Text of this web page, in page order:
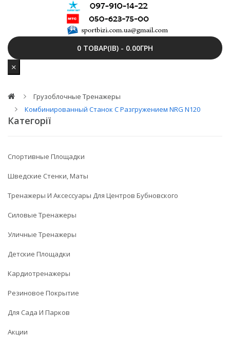
0 ТОВАР(ІВ) - 0.00ГРН
Грузоблочные Тренажеры
Комбинированный Станок С Разгружением NRG N120
Категорії
Спортивные Площадки
Шведские Стенки, Маты
Тренажеры И Аксессуары Для Центров Бубновского
Силовые Тренажеры
Уличные Тренажеры
Детские Площадки
Кардиотренажеры
Резиновое Покрытие
Для Сада И Парков
Акции